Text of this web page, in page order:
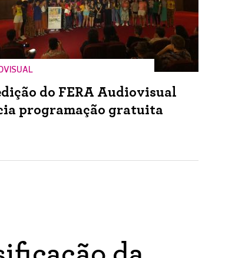
do FERA Audiovisual
programação gratuita